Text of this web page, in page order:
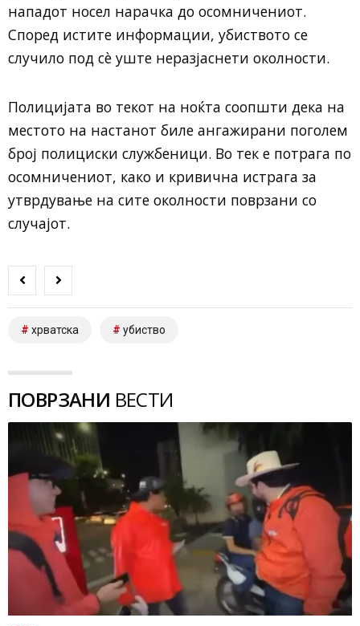
нападот носел нарачка до осомничениот.
Според истите информации, убиството се
случило под сè уште неразјаснети околности.
Полицијата во текот на ноќта соопшти дека на
местото на настанот биле ангажирани поголем
број полициски службеници. Во тек е потрага по
осомничениот, како и кривична истрага за
утврдување на сите околности поврзани со
случајот.
хрватска убиство
ПОВРЗАНИ ВЕСТИ